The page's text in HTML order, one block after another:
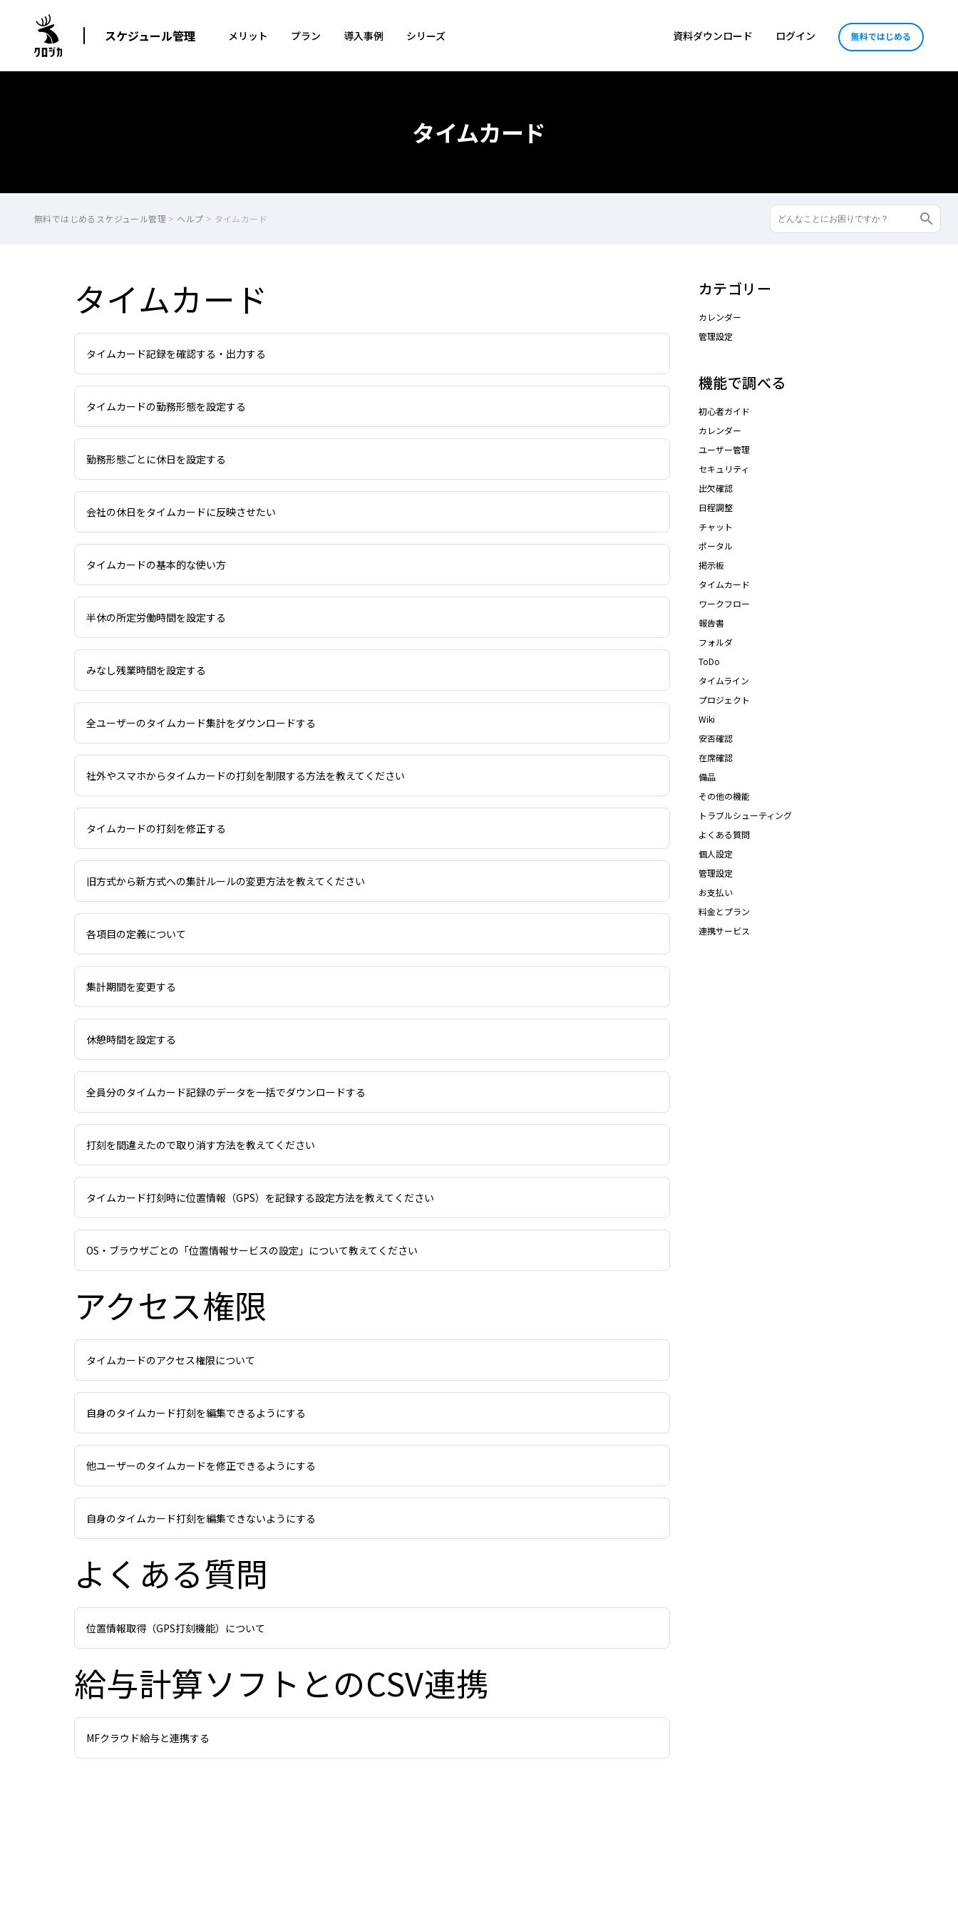
スケジュール管理 メリット プラン 導入事例 シリーズ 資料ダウンロード ログイン 無料ではじめる
タイムカード
無料ではじめるスケジュール管理 > ヘルプ > タイムカード
タイムカード
タイムカード記録を確認する・出力する
タイムカードの勤務形態を設定する
勤務形態ごとに休日を設定する
会社の休日をタイムカードに反映させたい
タイムカードの基本的な使い方
半休の所定労働時間を設定する
みなし残業時間を設定する
全ユーザーのタイムカード集計をダウンロードする
社外やスマホからタイムカードの打刻を制限する方法を教えてください
タイムカードの打刻を修正する
旧方式から新方式への集計ルールの変更方法を教えてください
各項目の定義について
集計期間を変更する
休憩時間を設定する
全員分のタイムカード記録のデータを一括でダウンロードする
打刻を間違えたので取り消す方法を教えてください
タイムカード打刻時に位置情報（GPS）を記録する設定方法を教えてください
OS・ブラウザごとの「位置情報サービスの設定」について教えてください
アクセス権限
タイムカードのアクセス権限について
自身のタイムカード打刻を編集できるようにする
他ユーザーのタイムカードを修正できるようにする
自身のタイムカード打刻を編集できないようにする
よくある質問
位置情報取得（GPS打刻機能）について
給与計算ソフトとのCSV連携
MFクラウド給与と連携する
カテゴリー
カレンダー
管理設定
機能で調べる
初心者ガイド
カレンダー
ユーザー管理
セキュリティ
出欠確認
日程調整
チャット
ポータル
掲示板
タイムカード
ワークフロー
報告書
フォルダ
ToDo
タイムライン
プロジェクト
Wiki
安否確認
在席確認
備品
その他の機能
トラブルシューティング
よくある質問
個人設定
管理設定
お支払い
料金とプラン
連携サービス